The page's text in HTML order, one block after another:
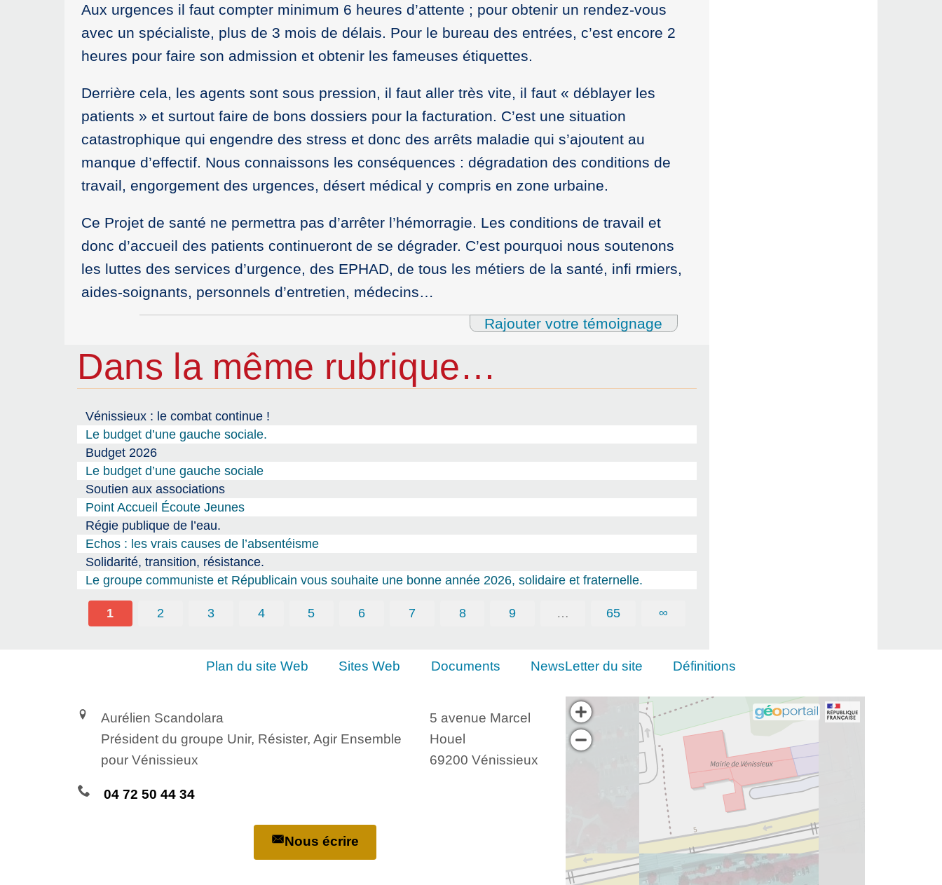
Aux urgences il faut compter minimum 6 heures d’attente ; pour obtenir un rendez-vous
avec un spécialiste, plus de 3 mois de délais. Pour le bureau des entrées, c’est encore 2
heures pour faire son admission et obtenir les fameuses étiquettes.
Derrière cela, les agents sont sous pression, il faut aller très vite, il faut « déblayer les
patients » et surtout faire de bons dossiers pour la facturation. C’est une situation
catastrophique qui engendre des stress et donc des arrêts maladie qui s’ajoutent au
manque d’effectif. Nous connaissons les conséquences : dégradation des conditions de
travail, engorgement des urgences, désert médical y compris en zone urbaine.
Ce Projet de santé ne permettra pas d’arrêter l’hémorragie. Les conditions de travail et
donc d’accueil des patients continueront de se dégrader. C’est pourquoi nous soutenons
les luttes des services d’urgence, des EPHAD, de tous les métiers de la santé, infi rmiers,
aides-soignants, personnels d’entretien, médecins…
Rajouter votre témoignage
Dans la même rubrique…
Vénissieux : le combat continue !
Le budget d’une gauche sociale.
Budget 2026
Le budget d’une gauche sociale
Soutien aux associations
Point Accueil Écoute Jeunes
Régie publique de l’eau.
Echos : les vrais causes de l’absentéisme
Solidarité, transition, résistance.
Le groupe communiste et Républicain vous souhaite une bonne année 2026, solidaire et fraternelle.
1 2 3 4 5 6 7 8 9 … 65 ∞
Plan du site Web Sites Web Documents NewsLetter du site Définitions
Aurélien Scandolara
Président du groupe Unir, Résister, Agir Ensemble
pour Vénissieux
5 avenue Marcel
Houel
69200 Vénissieux
04 72 50 44 34
Nous écrire